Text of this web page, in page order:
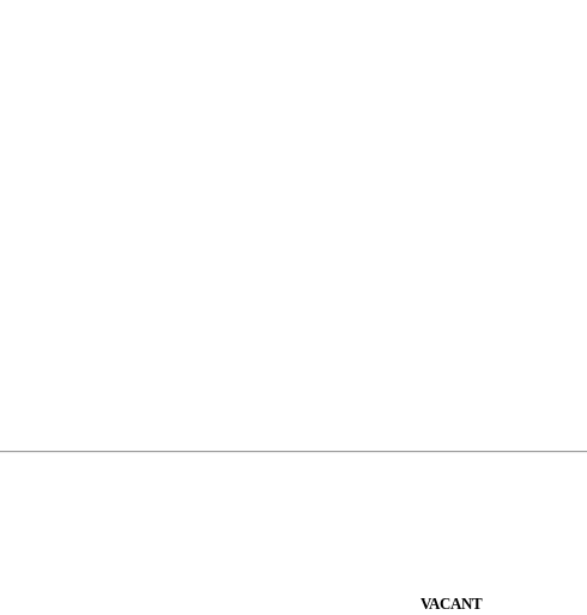
VACANT